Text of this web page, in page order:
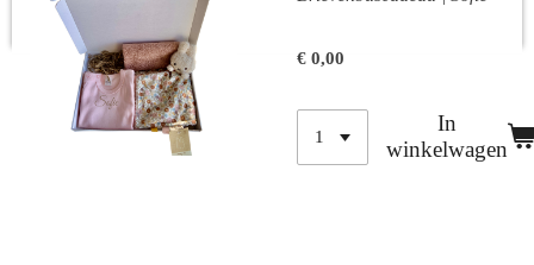
€ 0,00
In
winkelwagen